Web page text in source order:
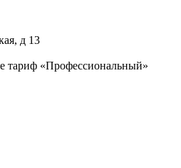
д 13
тариф «Профессиональный»